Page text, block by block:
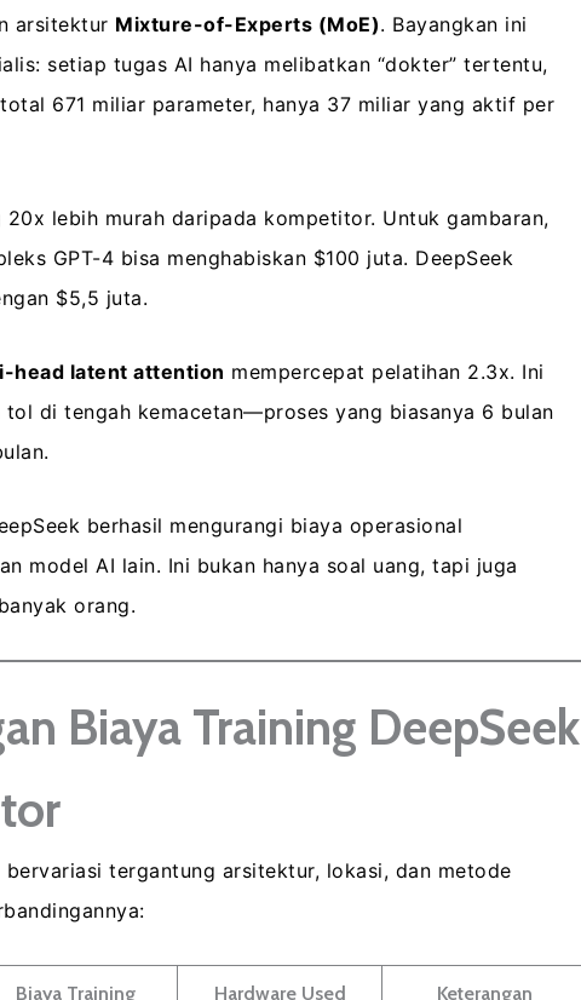
arsitektur Mixture-of-Experts (MoE). Bayangkan ini
setiap tugas AI hanya melibatkan “dokter” tertentu,
671 miliar parameter, hanya 37 miliar yang aktif per
20x lebih murah daripada kompetitor. Untuk gambaran,
GPT-4 bisa menghabiskan $100 juta. DeepSeek
$5,5 juta.
head latent attention mempercepat pelatihan 2.3x. Ini
di tengah kemacetan—proses yang biasanya 6 bulan
berhasil mengurangi biaya operasional
model AI lain. Ini bukan hanya soal uang, tapi juga
orang.
Biaya Training DeepSeek
tergantung arsitektur, lokasi, dan metode
Biaya Training Hardware Used Keterangan